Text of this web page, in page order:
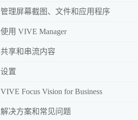
管理屏幕截图、文件和应用程序
使用 VIVE Manager
共享和串流内容
设置
VIVE Focus Vision for Business
解决方案和常见问题